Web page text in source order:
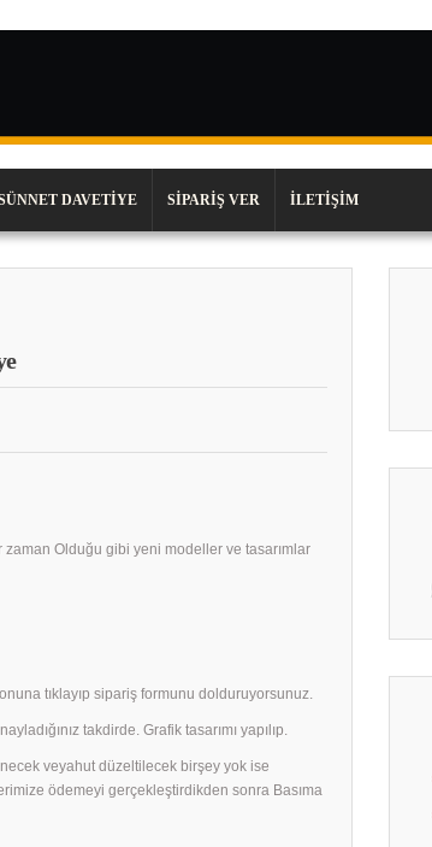
DAVETIYE SIPARIŞ VER İLETIŞIM
zaman Olduğu gibi yeni modeller ve tasarımlar
tıklayıp sipariş formunu dolduruyorsunuz.
takdirde. Grafik tasarımı yapılıp.
veyahut düzeltilecek birşey yok ise
ödemeyi gerçekleştirdikden sonra Basıma